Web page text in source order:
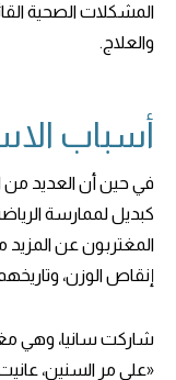
المشكلات الصحية
والعلاج.
أسباب
في حين أن العديد من
كبديل لممارسة
المغتربون عن
إنقاص الوزن،
«على مر السنين،